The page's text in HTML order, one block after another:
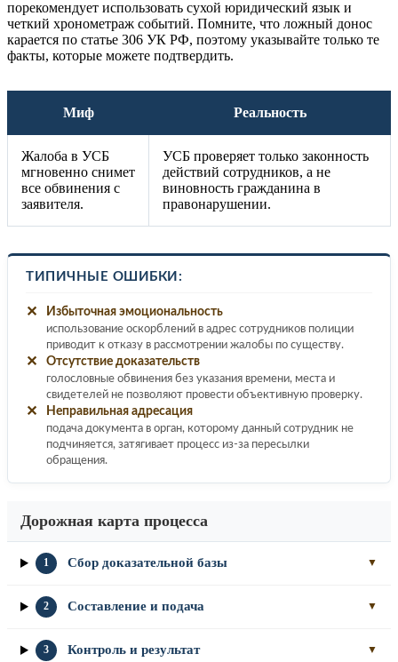
порекомендует использовать сухой юридический язык и
четкий хронометраж событий. Помните, что ложный донос
карается по статье 306 УК РФ, поэтому указывайте только те
факты, которые можете подтвердить.
Миф Реальность
Жалоба в УСБ
мгновенно снимет
все обвинения с
заявителя.
УСБ проверяет только законность
действий сотрудников, а не
виновность гражданина в
правонарушении.
ТИПИЧНЫЕ ОШИБКИ:
✕ Избыточная эмоциональность
использование оскорблений в адрес сотрудников полиции
приводит к отказу в рассмотрении жалобы по существу.
✕ Отсутствие доказательств
голословные обвинения без указания времени, места и
свидетелей не позволяют провести объективную проверку.
✕ Неправильная адресация
подача документа в орган, которому данный сотрудник не
подчиняется, затягивает процесс из-за пересылки
обращения.
Дорожная карта процесса
1 Сбор доказательной базы ▼
2 Составление и подача ▼
3 Контроль и результат ▼